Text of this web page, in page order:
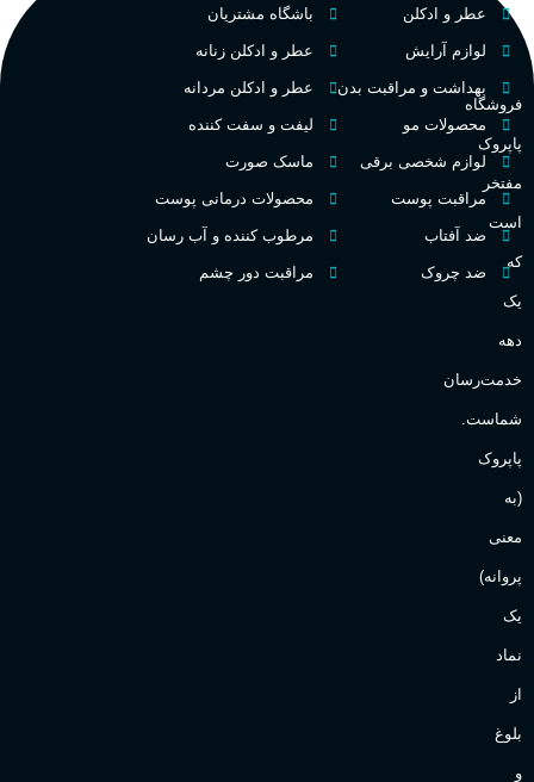
طبع تلخ
غلظت
اکسترکت دو پرفیوم
گروه بویایی میوه ای
مناسب برای
آقایان
میوه‌ها و مرکبات، وانیل،
فروشگاه
پاپروک
مفتخر
است
که
یک
دهه
خدمت‌رسان
شماست.
پاپروک
(به
معنی
پروانه)
یک
نماد
از
بلوغ
و
عطر و ادکلن
لوازم آرایش
بهداشت و مراقبت بدن
محصولات مو
لوازم شخصی برقی
مراقبت پوست
ضد آفتاب
ضد چروک
باشگاه مشتریان
عطر و ادکلن زنانه
عطر و ادکلن مردانه
لیفت و سفت کننده
ماسک صورت
محصولات درمانی پوست
مرطوب کننده و آب رسان
مراقبت دور چشم